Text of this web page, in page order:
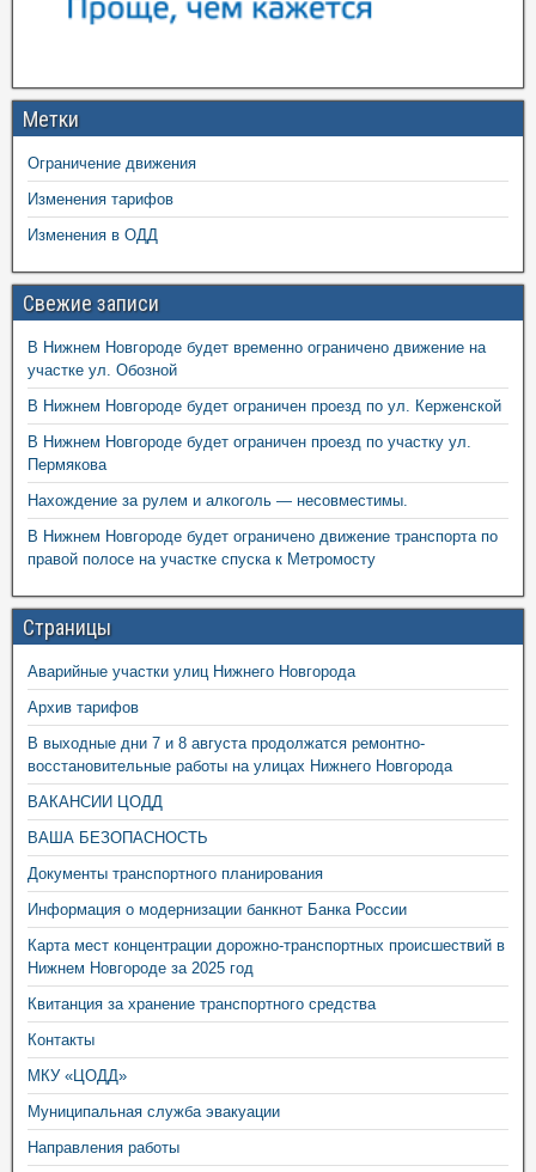
Метки
Ограничение движения
Изменения тарифов
Изменения в ОДД
Свежие записи
В Нижнем Новгороде будет временно ограничено движение на
участке ул. Обозной
В Нижнем Новгороде будет ограничен проезд по ул. Керженской
В Нижнем Новгороде будет ограничен проезд по участку ул.
Пермякова
Нахождение за рулем и алкоголь — несовместимы.
В Нижнем Новгороде будет ограничено движение транспорта по
правой полосе на участке спуска к Метромосту
Страницы
Аварийные участки улиц Нижнего Новгорода
Архив тарифов
В выходные дни 7 и 8 августа продолжатся ремонтно-
восстановительные работы на улицах Нижнего Новгорода
ВАКАНСИИ ЦОДД
ВАША БЕЗОПАСНОСТЬ
Документы транспортного планирования
Информация о модернизации банкнот Банка России
Карта мест концентрации дорожно-транспортных происшествий в
Нижнем Новгороде за 2025 год
Квитанция за хранение транспортного средства
Контакты
МКУ «ЦОДД»
Муниципальная служба эвакуации
Направления работы